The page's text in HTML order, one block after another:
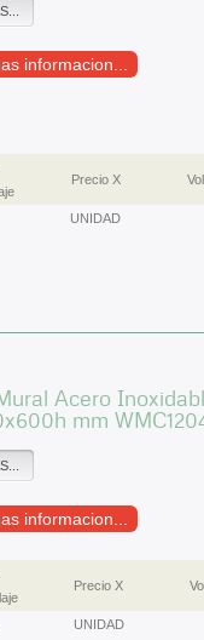
informacion...
Precio X
UNIDAD
Acero
mm
informacion...
Precio X
UNIDAD